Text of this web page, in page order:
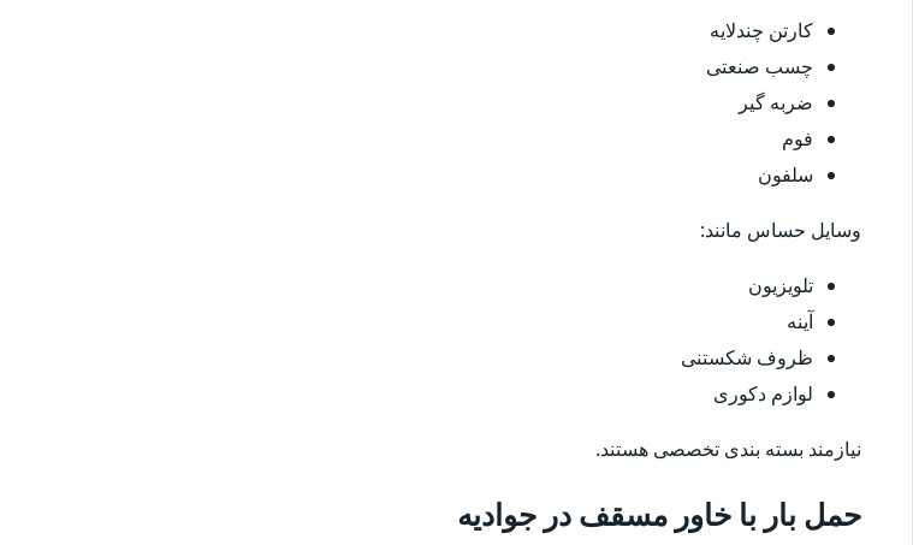
کارتن چندلایه
چسب صنعتی
ضربه گیر
فوم
سلفون
وسایل حساس مانند:
تلویزیون
آینه
ظروف شکستنی
لوازم دکوری
نیازمند بسته بندی تخصصی هستند.
حمل بار با خاور مسقف در جوادیه